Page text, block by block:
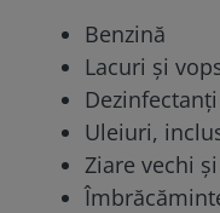
Benzină
Lacuri și
Dezinfectanți
Uleiuri,
Ziare vechi